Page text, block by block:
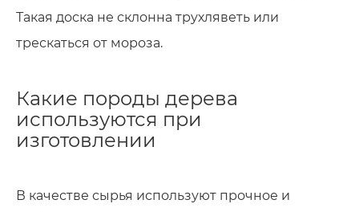
Такая доска не склонна трухляветь или
трескаться от мороза.
Какие породы дерева
используются при
изготовлении
В качестве сырья используют прочное и